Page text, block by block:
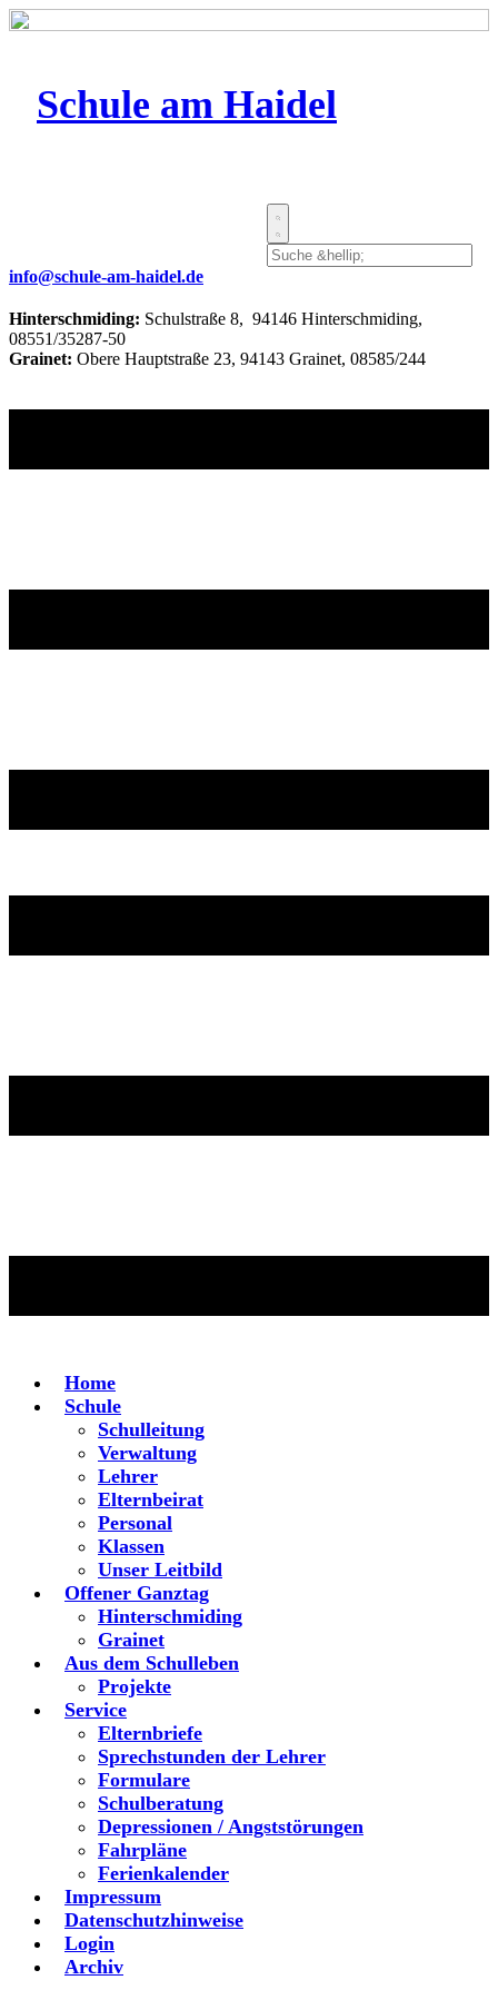
Schule am Haidel
info@schule-am-haidel.de
Hinterschmiding: Schulstraße 8, 94146 Hinterschmiding,
08551/35287-50
Grainet: Obere Hauptstraße 23, 94143 Grainet, 08585/244
Home
Schule
Schulleitung
Verwaltung
Lehrer
Elternbeirat
Personal
Klassen
Unser Leitbild
Offener Ganztag
Hinterschmiding
Grainet
Aus dem Schulleben
Projekte
Service
Elternbriefe
Sprechstunden der Lehrer
Formulare
Schulberatung
Depressionen / Angststörungen
Fahrpläne
Ferienkalender
Impressum
Datenschutzhinweise
Login
Archiv